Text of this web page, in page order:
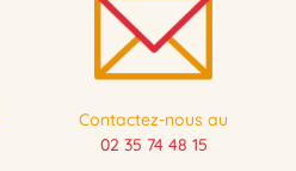
Contactez-nous au
02 35 74 48 15